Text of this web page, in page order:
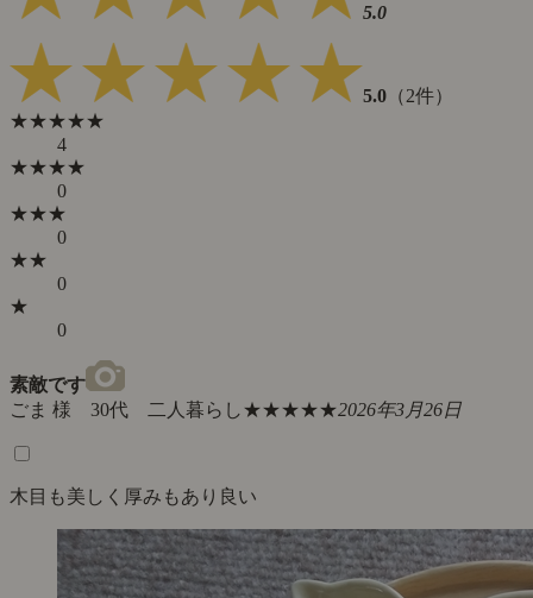
5.0
5.0 （2件）
★★★★★
4
★★★★
0
★★★
0
★★
0
★
0
素敵です
ごま 様 30代 二人暮らし★★★★★2026年3月26日
木目も美しく厚みもあり良い